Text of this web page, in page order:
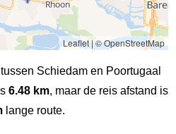
Leaflet|© OpenStreetMap
Schiedam en Poortugaal
6.48 km, maar de reis afstand is
lange route.